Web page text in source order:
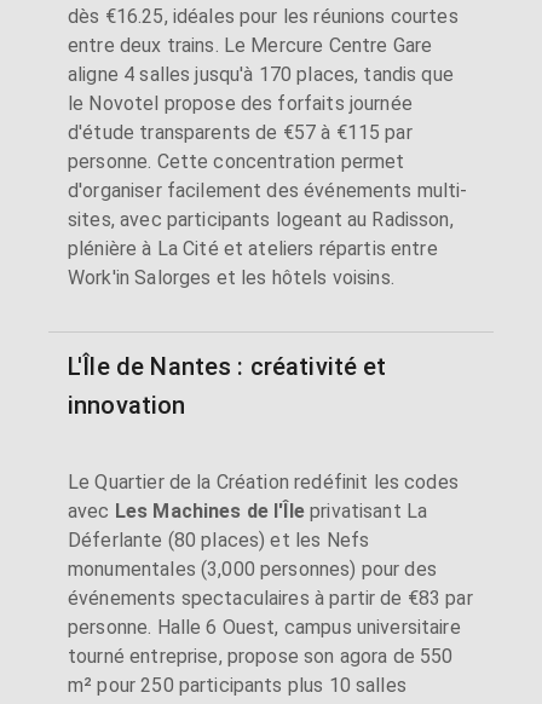
dès €16.25, idéales pour les réunions courtes
entre deux trains. Le Mercure Centre Gare
aligne 4 salles jusqu'à 170 places, tandis que
le Novotel propose des forfaits journée
d'étude transparents de €57 à €115 par
personne. Cette concentration permet
d'organiser facilement des événements multi-
sites, avec participants logeant au Radisson,
plénière à La Cité et ateliers répartis entre
Work'in Salorges et les hôtels voisins.
L'Île de Nantes : créativité et
innovation
Le Quartier de la Création redéfinit les codes
avec Les Machines de l'Îleprivatisant La
Déferlante (80 places) et les Nefs
monumentales (3,000 personnes) pour des
événements spectaculaires à partir de €83 par
personne. Halle 6 Ouest, campus universitaire
tourné entreprise, propose son agora de 550
m² pour 250 participants plus 10 salles